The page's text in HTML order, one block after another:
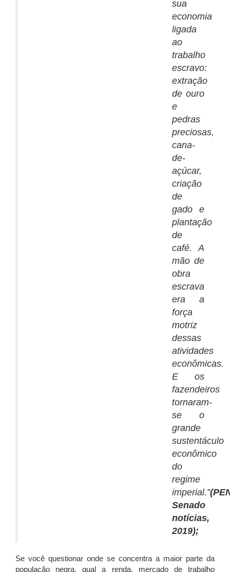
sua
economia
ligada
ao
trabalho
escravo:
extração
de ouro
e
pedras
preciosas,
cana-
de-
açúcar,
criação
de
gado e
plantação
de
café. A
mão de
obra
escrava
era a
força
motriz
dessas
atividades
econômicas.
E os
fazendeiros
tornaram-
se o
grande
sustentáculo
econômico
do
regime
imperial.”
Senado
notícias,
2019);
Se você questionar onde se concentra a maior parte da
população negra, qual a renda, mercado de trabalho